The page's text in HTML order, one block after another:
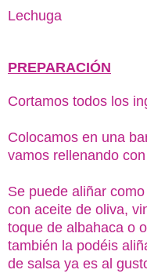
Lechuga
PREPARACIÓN
Cortamos todos los
Colocamos en una
vamos rellenando
Se puede aliñar
con aceite de oliva,
toque de albahaca o
también la podéis
de salsa ya es al